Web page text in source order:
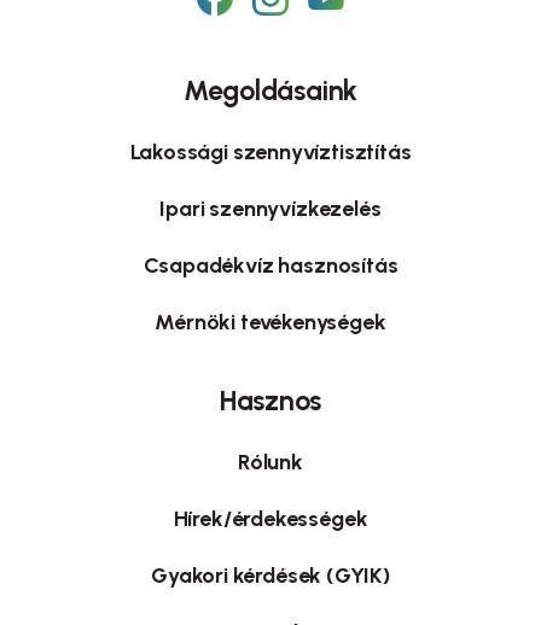
Megoldásaink
Lakossági szennyvíztisztítás
Ipari szennyvízkezelés
Csapadékvíz hasznosítás
Mérnöki tevékenységek
Hasznos
Rólunk
Hírek/érdekességek
Gyakori kérdések (GYIK)